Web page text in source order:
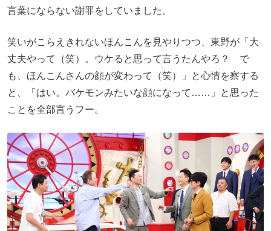
言葉にならない謝罪をしていました。
笑いがこらえきれないほんこんを見やりつつ、東野が「大
丈夫やって（笑）。ウケると思って言うたんやろ？ で
も、ほんこんさんの顔が変わって（笑）」と心情を察する
と、「はい。バケモンみたいな顔になって……」と思った
ことを全部言うフー。